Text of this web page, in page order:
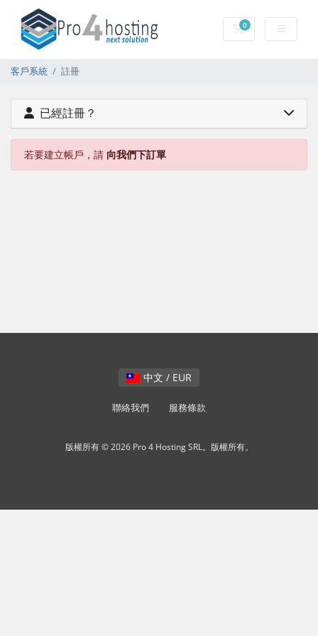
0購物車
客戶系統 註冊
已經註冊？
若要建立帳戶，請 向我們下訂單
中文 / EUR
聯絡我們 服務條款
版權所有 © 2026 Pro 4 Hosting SRL。版權所有。